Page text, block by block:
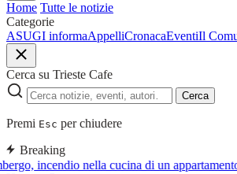
Home Tutte le notizie
Categorie
ASUGI informaAppelliCronacaEventiIl
Cerca su Trieste Cafe
Cerca
Premi Esc per chiudere
Breaking
incendio nella cucina di un